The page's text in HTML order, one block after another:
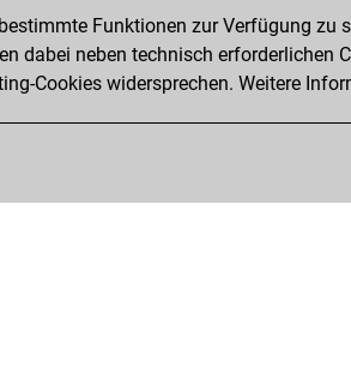
Januar 14, 2022
You created your Studies account
Funktionen zur Verfügung
dabei neben technisch erforderlichen
Cookies widersprechen. Weitere